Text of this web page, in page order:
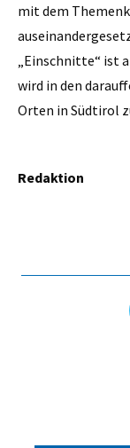
mit dem
„Einschnitte“ ist
wird in den
Orten in Südtirol
Redaktion